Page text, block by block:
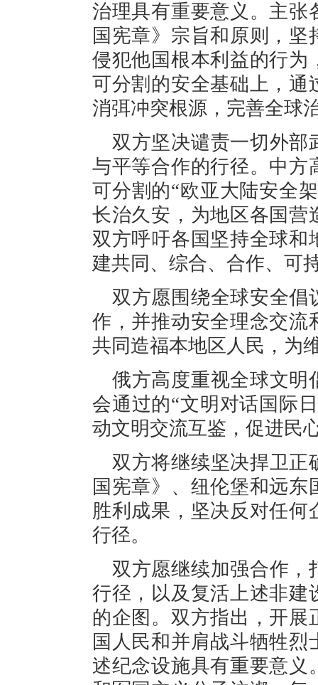
治理具有重要意义。主张
国宪章》宗旨和原则，
侵犯他国根本利益的行为
可分割的安全基础上，通
消弭冲突根源，完善全球
双方坚决谴责一切外部
与平等合作的行径。中方
可分割的“欧亚大陆安全
长治久安，为地区各国营
双方呼吁各国坚持全球和
建共同、综合、合作、可
双方愿围绕全球安全倡
作，并推动安全理念交流
共同造福本地区人民，为
俄方高度重视全球文明
会通过的“文明对话国际
动文明交流互鉴，促进民
双方将继续坚决捍卫正
国宪章》、纽伦堡和远
胜利成果，坚决反对任
行径。
双方愿继续加强合作，
行径，以及复活上述非建
的企图。双方指出，开展
国人民和并肩战斗牺牲
述纪念设施具有重要意义